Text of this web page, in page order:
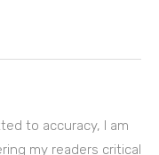
to accuracy, I am
my readers critical